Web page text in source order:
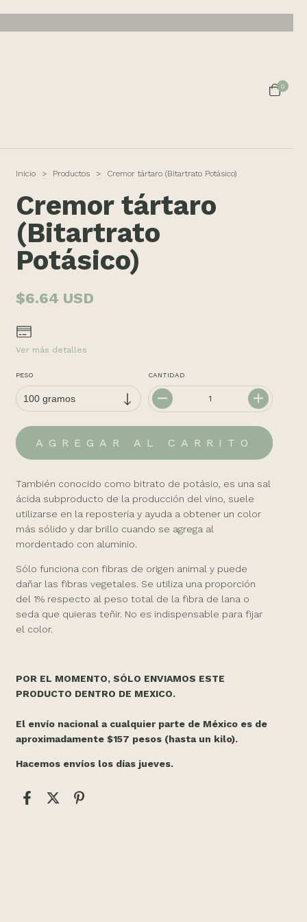
0
Inicio > Productos > Cremor tártaro (Bitartrato Potásico)
Cremor tártaro
(Bitartrato
Potásico)
$6.64 USD
Ver más detalles
PESO CANTIDAD
También conocido como bitrato de potásio, es una sal
ácida subproducto de la producción del vino, suele
utilizarse en la repostería y ayuda a obtener un color
más sólido y dar brillo cuando se agrega al
mordentado con aluminio.
Sólo funciona con fibras de origen animal y puede
dañar las fibras vegetales. Se utiliza una proporción
del 1% respecto al peso total de la fibra de lana o
seda que quieras teñir. No es indispensable para fijar
el color.
POR EL MOMENTO, SÓLO ENVIAMOS ESTE
PRODUCTO DENTRO DE MEXICO.
El envío nacional a cualquier parte de México es de
aproximadamente $157 pesos (hasta un kilo).
Hacemos envíos los días jueves.